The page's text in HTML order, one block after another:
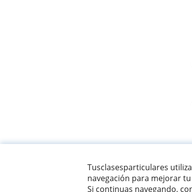
Tusclasesparticulares
navegación para mejorar
Si continuas navegando,
© 2007 - 2026